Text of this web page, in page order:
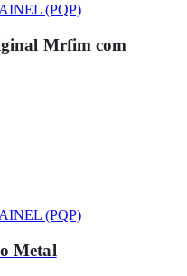
(PQP)
Mrfim com
(PQP)
Metal